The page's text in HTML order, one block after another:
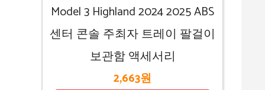
Model 3 Highland 2024 2025 ABS
센터 콘솔 주최자 트레이 팔걸이
보관함 액세서리
2,663원